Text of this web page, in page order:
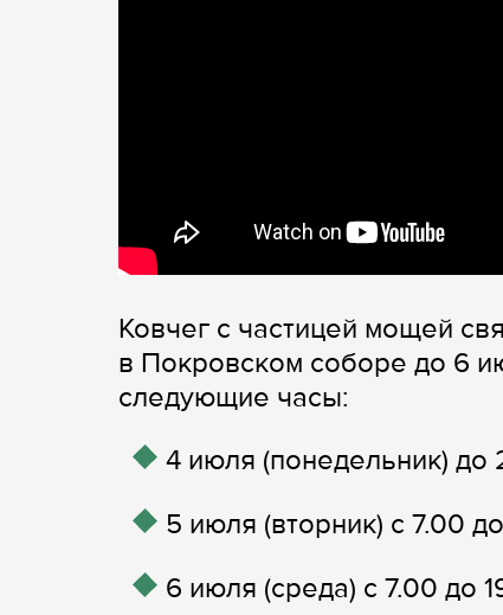
Ковчег с частицей мощей
в Покровском соборе до 6
следующие часы:
4 июля (понедельник) до
5 июля (вторник) с 7.00
6 июля (среда) с 7.00 до